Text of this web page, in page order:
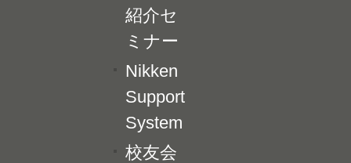
紹介セ
ミナー
Nikken
Support
System
校友会